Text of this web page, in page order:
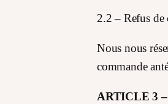
2.2 – Refus de
Nous nous
commande
ARTICLE 3